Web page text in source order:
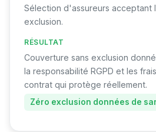
Sélection d'assureurs acceptant
exclusion.
RÉSULTAT
Couverture sans exclusion
la responsabilité RGPD et les
contrat qui protège réellement.
Zéro exclusion données de